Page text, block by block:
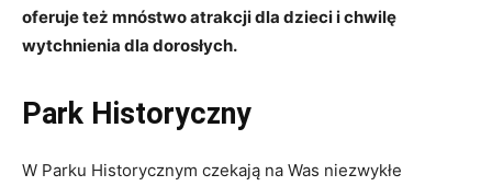
oferuje też mnóstwo atrakcji dla dzieci i chwilę
wytchnienia dla dorosłych.
Park Historyczny
W Parku Historycznym czekają na Was niezwykłe